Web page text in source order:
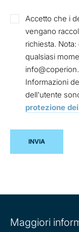
Accetto che i
vengano
richiesta.
qualsiasi
Informazioni
dell'utente
protezione
information
Maggiori